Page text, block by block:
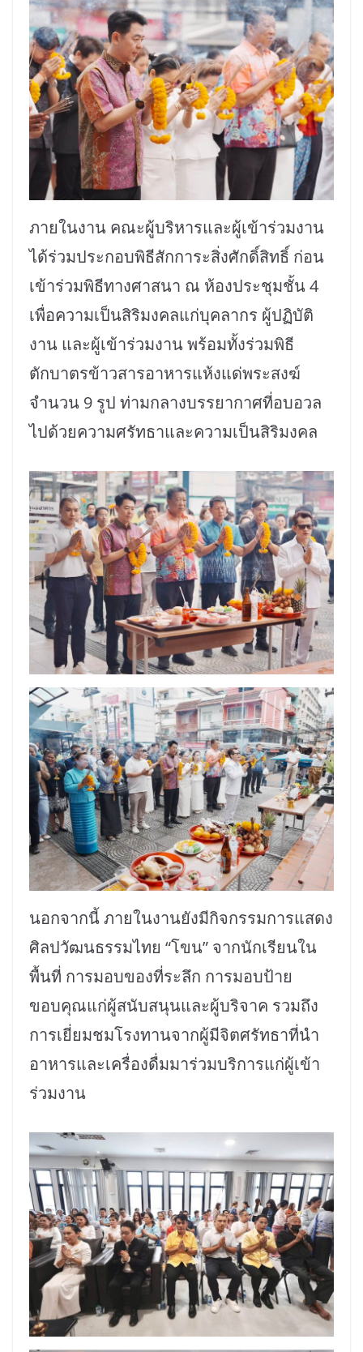
ภายในงาน คณะผู้บริหารและผู้เข้าร่วมงาน
ได้ร่วมประกอบพิธีสักการะสิ่งศักดิ์สิทธิ์ ก่อน
เข้าร่วมพิธีทางศาสนา ณ ห้องประชุมชั้น 4
เพื่อความเป็นสิริมงคลแก่บุคลากร ผู้ปฏิบัติ
งาน และผู้เข้าร่วมงาน พร้อมทั้งร่วมพิธี
ตักบาตรข้าวสารอาหารแห้งแด่พระสงฆ์
จำนวน 9 รูป ท่ามกลางบรรยากาศที่อบอวล
ไปด้วยความศรัทธาและความเป็นสิริมงคล
นอกจากนี้ ภายในงานยังมีกิจกรรมการแสดง
ศิลปวัฒนธรรมไทย “โขน” จากนักเรียนใน
พื้นที่ การมอบของที่ระลึก การมอบป้าย
ขอบคุณแก่ผู้สนับสนุนและผู้บริจาค รวมถึง
การเยี่ยมชมโรงทานจากผู้มีจิตศรัทธาที่นำ
อาหารและเครื่องดื่มมาร่วมบริการแก่ผู้เข้า
ร่วมงาน